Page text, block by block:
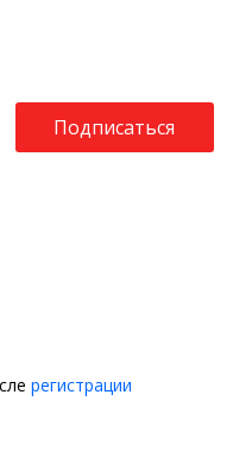
Подписаться
регистрации